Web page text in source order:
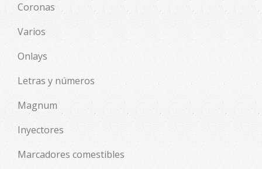
Coronas
Varios
Onlays
Letras y números
Magnum
Inyectores
Marcadores comestibles